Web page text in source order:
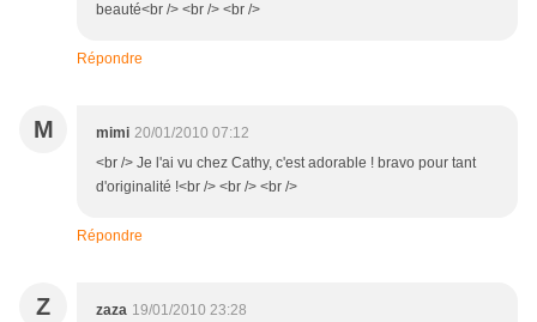
beauté<br /> <br /> <br />
Répondre
M mimi 20/01/2010 07:12
<br /> Je l'ai vu chez Cathy, c'est adorable ! bravo pour tant
d'originalité !<br /> <br /> <br />
Répondre
Z zaza 19/01/2010 23:28